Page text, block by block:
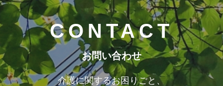
CONTACT
お問い合わせ
介護に関するお困りごと、